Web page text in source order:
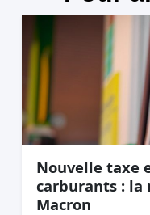
Nouvelle taxe
carburants : la
Macron